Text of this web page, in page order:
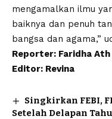
mengamalkan ilmu
baiknya dan penuh
bangsa dan agama,”
Reporter: Faridha
Editor: Revina
Singkirkan FEBI,
Setelah Delapan